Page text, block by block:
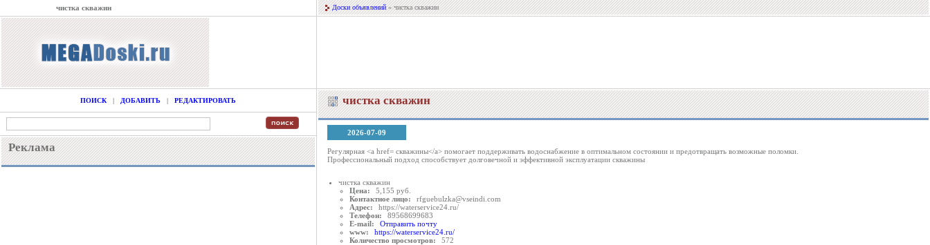
чистка скважин Доски объявлений» чистка скважин
ПОИСК | ДОБАВИТЬ | РЕДАКТИРОВАТЬ
Реклама
чистка скважин
2026-07-09
Регулярная <a href= скважины</a> помогает поддерживать водоснабжение в оптимальном состоянии и предотвращать возможные поломки.
Профессиональный подход способствует долговечной и эффективной эксплуатации скважины
чистка скважин
Цена:
5,155 руб.
Контактное лицо:
rfguebulzka@vseindi.com
Адрес:
https://waterservice24.ru/
Телефон:
89568699683
E-mail:
Отправить почту
www:
https://waterservice24.ru/
Количество просмотров:
572